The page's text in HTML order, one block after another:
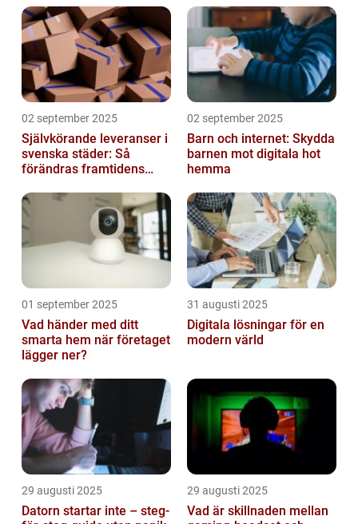
02 september 2025
Självkörande leveranser i
svenska städer: Så
förändras framtidens
02 september 2025
Barn och internet: Skydda
barnen mot digitala hot
hemma
01 september 2025
Vad händer med ditt
smarta hem när företaget
lägger ner?
31 augusti 2025
Digitala lösningar för en
modern värld
29 augusti 2025
Datorn startar inte – steg-
29 augusti 2025
Vad är skillnaden mellan